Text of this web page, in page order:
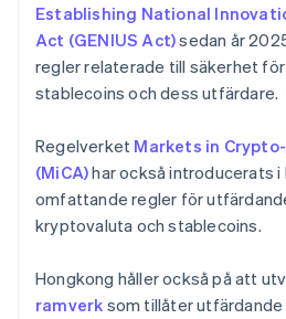
Establishing National
Act (GENIUS Act)sedan år
regler relaterade till säkerhet
stablecoins och dess utfärdare.
Regelverket Markets in
(MiCA)har också introducerats
omfattande regler för
kryptovaluta och stablecoins.
Hongkong håller också på att
ramverk som tillåter utfärdande